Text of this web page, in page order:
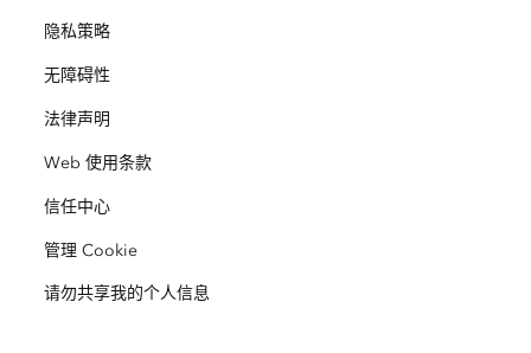
Esri Store
ArcNews
ArcWatch
Esri 视频
开放视野
业务行为准则
网站地图
保护
教育
种族平等
隐私策略
无障碍性
法律声明
Web 使用条款
信任中心
管理 Cookie
请勿共享我的个人信息